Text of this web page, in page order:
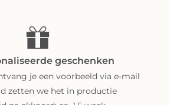
geschenken
je een voorbeeld via e-mail
zetten we het in productie